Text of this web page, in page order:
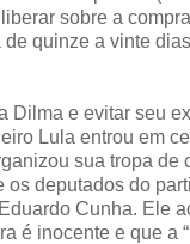
sobre a
quinze a vinte
Dilma e evitar seu
Lula entrou em
sua tropa de
os deputados do
Cunha. Ele
é inocente e que a